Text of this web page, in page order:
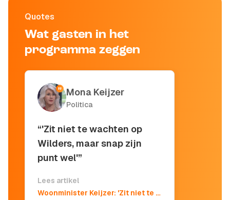
Quotes
Wat gasten in het
programma zeggen
Mona Keijzer
Politica
“'Zit niet te wachten op
Wilders, maar snap zijn
punt wel'”
Lees artikel
Woonminister Keijzer: 'Zit niet te wachten op Wilders, maar snap zijn punt wel'
Kopieer quote